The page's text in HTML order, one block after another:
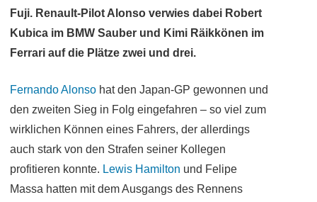
Fuji. Renault-Pilot Alonso verwies dabei Robert
Kubica im BMW Sauber und Kimi Räikkönen im
Ferrari auf die Plätze zwei und drei.
Fernando Alonso hat den Japan-GP gewonnen und
den zweiten Sieg in Folg eingefahren – so viel zum
wirklichen Können eines Fahrers, der allerdings
auch stark von den Strafen seiner Kollegen
profitieren konnte. Lewis Hamilton und Felipe
Massa hatten mit dem Ausgangs des Rennens